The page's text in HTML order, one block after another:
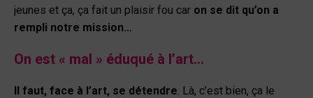
jeunes et ça, ça fait un plaisir fou car on se dit qu’on a
rempli notre mission…
On est « mal » éduqué à l’art…
Il faut, face à l’art, se détendre . Là, c’est bien, ça le